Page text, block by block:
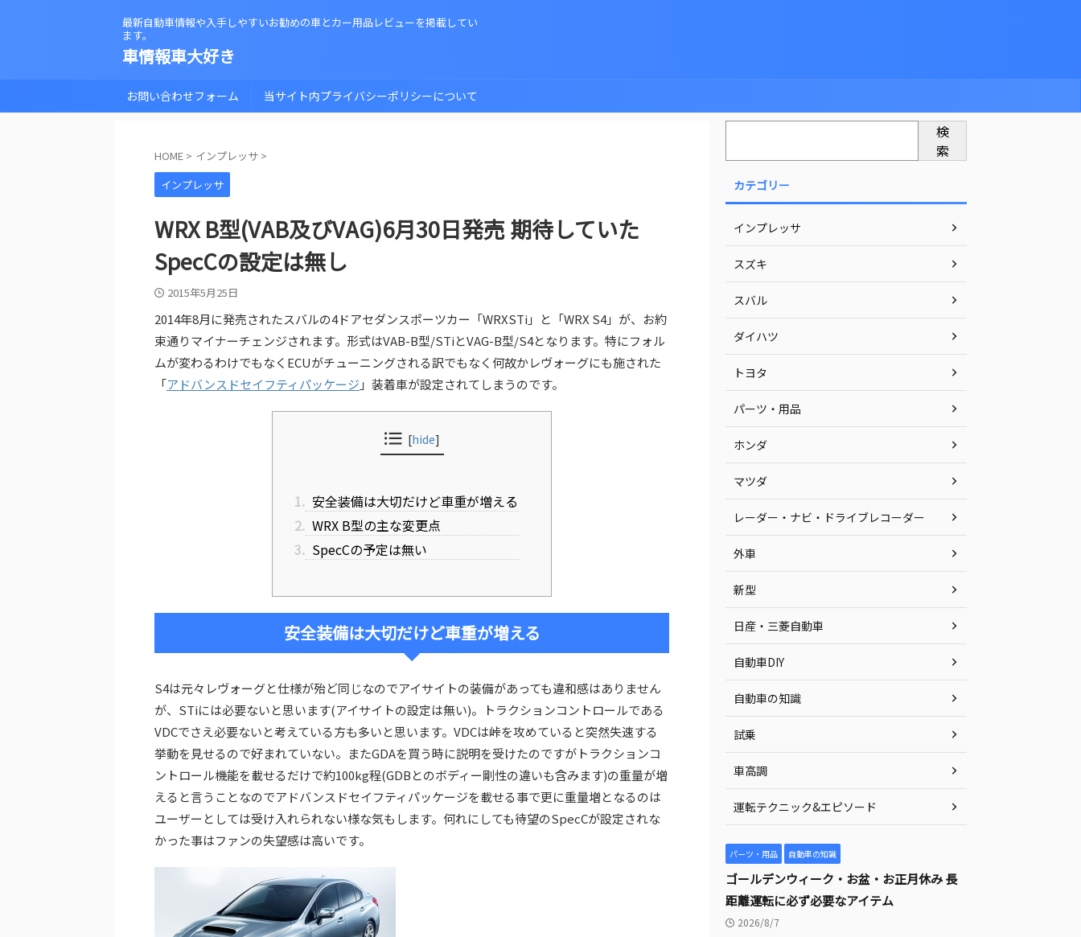
最新自動車情報や入手しやすいお勧めの車とカー用品レビューを掲載してい
ます。
車情報車大好き
お問い合わせフォーム 当サイト内プライバシーポリシーについて
HOME > インプレッサ >
インプレッサ
WRX B型(VAB及びVAG)6月30日発売 期待していた
SpecCの設定は無し
2015年5月25日
2014年8月に発売されたスバルの4ドアセダンスポーツカー「WRXSTi」と「WRX S4」が、お約
束通りマイナーチェンジされます。形式はVAB-B型/STiとVAG-B型/S4となります。特にフォル
ムが変わるわけでもなくECUがチューニングされる訳でもなく何故かレヴォーグにも施された
「アドバンスドセイフティパッケージ 」装着車が設定されてしまうのです。
[hide]
1. 安全装備は大切だけど車重が増える
2. WRX B型の主な変更点
3. SpecCの予定は無い
安全装備は大切だけど車重が増える
S4は元々レヴォーグと仕様が殆ど同じなのでアイサイトの装備があっても違和感はありません
が、STiには必要ないと思います(アイサイトの設定は無い)。トラクションコントロールである
VDCでさえ必要ないと考えている方も多いと思います。VDCは峠を攻めていると突然失速する
挙動を見せるので好まれていない。またGDAを買う時に説明を受けたのですがトラクションコ
ントロール機能を載せるだけで約100kg程(GDBとのボディー剛性の違いも含みます)の重量が増
えると言うことなのでアドバンスドセイフティパッケージを載せる事で更に重量増となるのは
ユーザーとしては受け入れられない様な気もします。何れにしても待望のSpecCが設定されな
かった事はファンの失望感は高いです。
検
索
カテゴリー
インプレッサ
スズキ
スバル
ダイハツ
トヨタ
パーツ・用品
ホンダ
マツダ
レーダー・ナビ・ドライブレコーダー
外車
新型
日産・三菱自動車
自動車DIY
自動車の知識
試乗
車高調
運転テクニック&エピソード
パーツ・用品 自動車の知識
ゴールデンウィーク・お盆・お正月休み 長
距離運転に必ず必要なアイテム
2026/8/7